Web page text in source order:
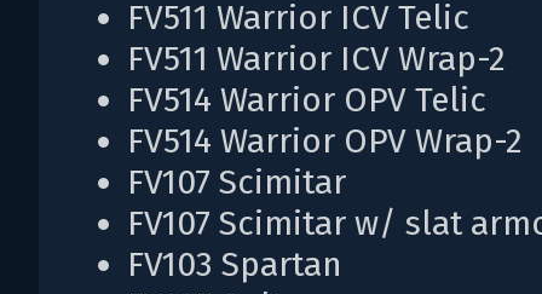
FV511 Warrior ICV Telic
FV511 Warrior ICV Wrap-2
FV514 Warrior OPV Telic
FV514 Warrior OPV Wrap-2
FV107 Scimitar
FV107 Scimitar w/ slat
FV103 Spartan